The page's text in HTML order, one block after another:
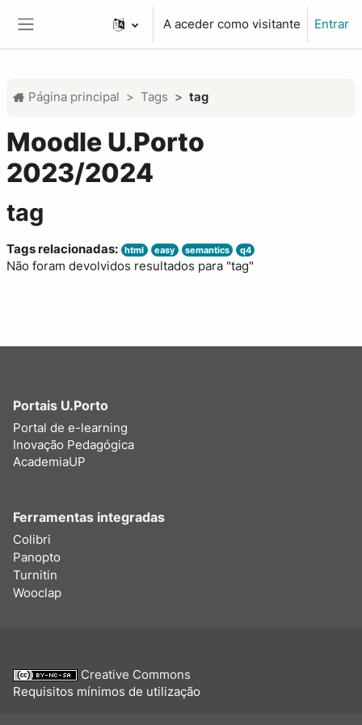
Ir para o conteúdo principal
A aceder como visitante Entrar
Página principal Tags tag
Moodle U.Porto
2023/2024
tag
Tags relacionadas: html easy semantics q4
Não foram devolvidos resultados para "tag"
Portais U.Porto
Portal de e-learning
Inovação Pedagógica
AcademiaUP
Ferramentas integradas
Colibri
Panopto
Turnitin
Wooclap
Creative Commons
Requisitos mínimos de utilização